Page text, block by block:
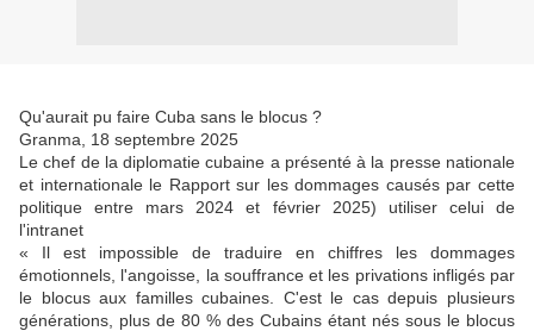
Qu'aurait pu faire Cuba sans le blocus ?
Granma, 18 septembre 2025
Le chef de la diplomatie cubaine a présenté à la presse nationale
et internationale le Rapport sur les dommages causés par cette
politique entre mars 2024 et février 2025) utiliser celui de
l'intranet
« Il est impossible de traduire en chiffres les dommages
émotionnels, l'angoisse, la souffrance et les privations infligés par
le blocus aux familles cubaines. C'est le cas depuis plusieurs
générations, plus de 80 % des Cubains étant nés sous le blocus